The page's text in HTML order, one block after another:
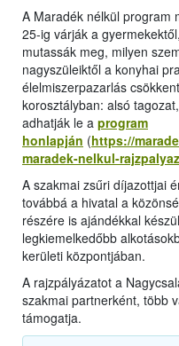
A Maradék nélkül program
25-ig várják a
mutassák meg, milyen
nagyszüleiktől a konyhai
élelmiszerpazarlás
korosztályban: alsó
adhatják le a program
honlapján (https://
maradek-nelkul-
A szakmai zsűri díjazottjai
továbbá a hivatal a
részére is ajándékkal
legkiemelkedőbb
kerületi központjában.
A rajzpályázatot a
szakmai partnerként, több
támogatja.